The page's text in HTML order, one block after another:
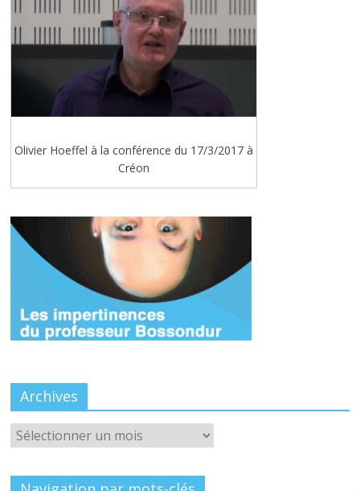
Olivier Hoeffel à la conférence du 17/3/2017 à
Créon
Archives
Archives